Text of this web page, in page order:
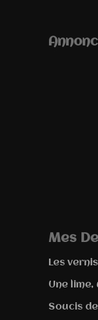
Mes
Les
Une lime,
Soucis